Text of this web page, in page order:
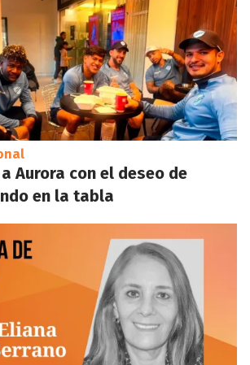
Aurora con el deseo de
en la tabla